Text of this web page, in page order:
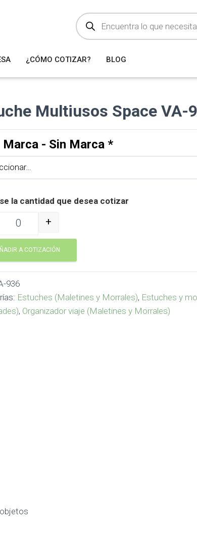
ú
q
a
d
o
¿CÓMO COTIZAR? BLOG
Multiusos Space VA-
Marca - Sin Marca *
la cantidad que desea cotizar
Multiusos Space VA-936 cantidad
+
A COTIZACIÓN
936
Estuches (Maletines y Morrales), Estuches y
, Organizador viaje (Maletines y Morrales)